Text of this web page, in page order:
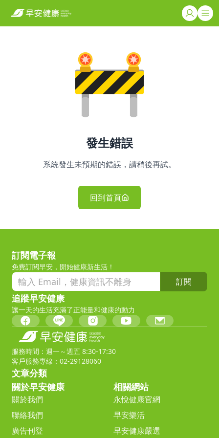
發生錯誤
系統發生未預期的錯誤，請稍後再試。
回到首頁
訂閱電子報
免費訂閱早安，開始健康新生活！
訂閱
追蹤早安健康
讓一天的生活充滿了正能量和健康的動力
服務時間：週一～週五 8:30-17:30
客戶服務專線：02-29128060
文章分類
關於早安健康
關於我們
聯絡我們
廣告刊登
相關網站
永悅健康官網
早安樂活
早安健康嚴選